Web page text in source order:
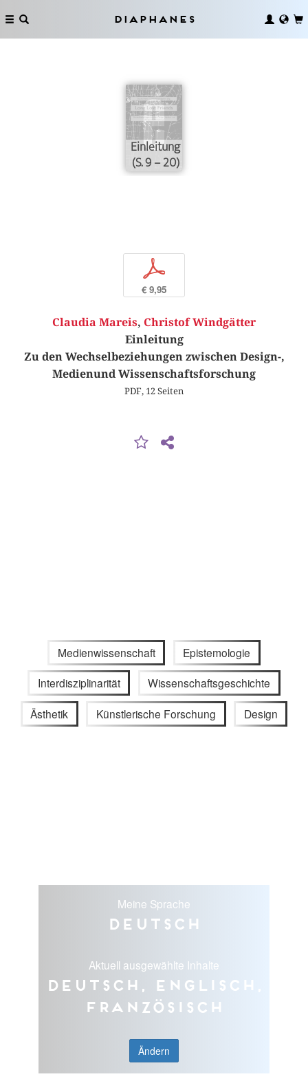
Diaphanes
Einleitung
(S. 9 – 20)
p
€ 9,95
Claudia Mareis, Christof Windgätter
Einleitung
Zu den Wechselbeziehungen zwischen Design-,
Medienund Wissenschaftsforschung
PDF, 12 Seiten
Medienwissenschaft Epistemologie
Interdisziplinarität Wissenschaftsgeschichte
Ästhetik Künstlerische Forschung Design
Meine Sprache
Deutsch
Aktuell ausgewählte Inhalte
Deutsch, Englisch,
Französisch
Ändern